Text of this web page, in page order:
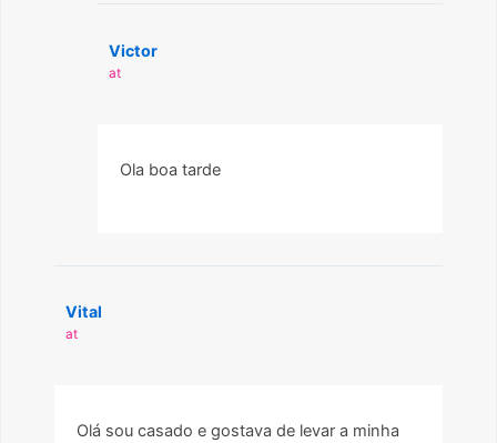
Victor
at
Ola boa tarde
Vital
at
Olá sou casado e gostava de levar a minha